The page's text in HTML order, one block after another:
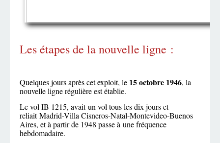
Les étapes de la nouvelle ligne :
Quelques jours après cet exploit, le 15 octobre 1946, la
nouvelle ligne régulière est établie.
Le vol IB 1215, avait un vol tous les dix jours et
reliait Madrid-Villa Cisneros-Natal-Montevideo-Buenos
Aires, et à partir de 1948 passe à une fréquence
hebdomadaire.